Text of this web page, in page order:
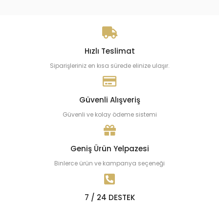
Hızlı Teslimat
Siparişleriniz en kısa sürede elinize ulaşır.
Güvenli Alışveriş
Güvenli ve kolay ödeme sistemi
Geniş Ürün Yelpazesi
Binlerce ürün ve kampanya seçeneği
7 / 24 DESTEK